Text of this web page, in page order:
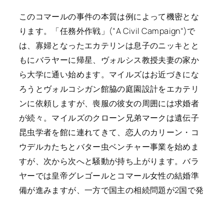
このコマールの事件の本質は例によって機密とな
ります。「任務外作戦」(“A Civil Campaign“)で
は、寡婦となったエカテリンは息子のニッキとと
もにバラヤーに帰星、ヴォルシス教授夫妻の家か
ら大学に通い始めます。マイルズはお近づきにな
ろうとヴォルコシガン館脇の庭園設計をエカテリ
ンに依頼しますが、喪服の彼女の周囲には求婚者
が続々。マイルズのクローン兄弟マークは遺伝子
昆虫学者を館に連れてきて、恋人のカリーン・コ
ウデルカたちとバター虫ベンチャー事業を始めま
すが、次から次へと騒動が持ち上がります。バラ
ヤーでは皇帝グレゴールとコマール女性の結婚準
備が進みますが、一方で国主の相続問題が2国で発